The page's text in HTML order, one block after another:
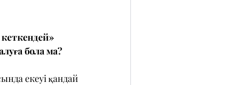
кеткендей»
бола ма?
екеуі қандай